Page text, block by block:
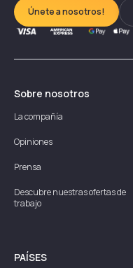
Únete a nosotros!
Sobre nosotros
La compañía
Opiniones
Prensa
Descubre nuestras ofertas de
trabajo
PAÍSES